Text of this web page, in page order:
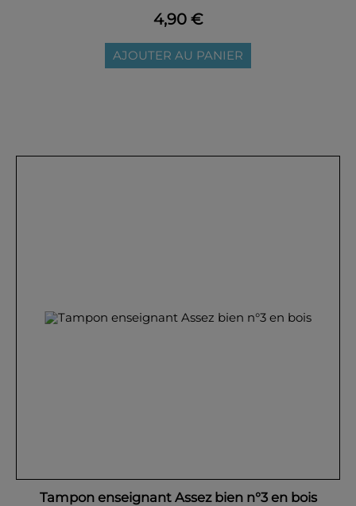
4,90 €
AJOUTER AU PANIER
Tampon enseignant Assez bien n°3 en bois